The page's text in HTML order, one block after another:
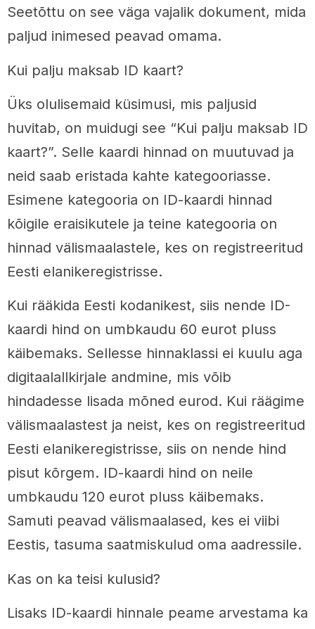
Seetõttu on see väga vajalik dokument, mida
paljud inimesed peavad omama.
Kui palju maksab ID kaart?
Üks olulisemaid küsimusi, mis paljusid
huvitab, on muidugi see “Kui palju maksab ID
kaart?”. Selle kaardi hinnad on muutuvad ja
neid saab eristada kahte kategooriasse.
Esimene kategooria on ID-kaardi hinnad
kõigile eraisikutele ja teine ​​kategooria on
hinnad välismaalastele, kes on registreeritud
Eesti elanikeregistrisse.
Kui rääkida Eesti kodanikest, siis nende ID-
kaardi hind on umbkaudu 60 eurot pluss
käibemaks. Sellesse hinnaklassi ei kuulu aga
digitaalallkirjale andmine, mis võib
hindadesse lisada mõned eurod. Kui räägime
välismaalastest ja neist, kes on registreeritud
Eesti elanikeregistrisse, siis on nende hind
pisut kõrgem. ID-kaardi hind on neile
umbkaudu 120 eurot pluss käibemaks.
Samuti peavad välismaalased, kes ei viibi
Eestis, tasuma saatmiskulud oma aadressile.
Kas on ka teisi kulusid?
Lisaks ID-kaardi hinnale peame arvestama ka